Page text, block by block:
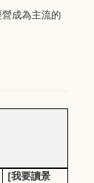
成為主流的
[我要讀景